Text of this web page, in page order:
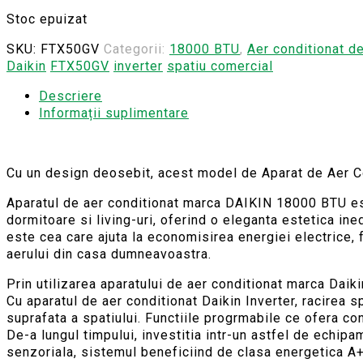
Stoc epuizat
SKU: FTX50GV Categorii: 18000 BTU, Aer conditionat
Daikin FTX50GV inverter spatiu comercial
Descriere
Informații suplimentare
Cu un design deosebit, acest model de Aparat de Aer
Aparatul de aer conditionat marca DAIKIN 18000 BTU
dormitoare si living-uri, oferind o eleganta estetica
este cea care ajuta la economisirea energiei
aerului din casa dumneavoastra.
Prin utilizarea aparatului de aer conditionat marca
Cu aparatul de aer conditionat Daikin Inverter, racirea
suprafata a spatiului. Functiile progrmabile ce ofera
De-a lungul timpului, investitia intr-un astfel de
senzoriala, sistemul beneficiind de clasa energetica